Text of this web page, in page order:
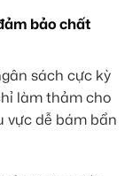
bảo chất
sách cực kỳ
làm thảm cho
vực dễ bám bẩn